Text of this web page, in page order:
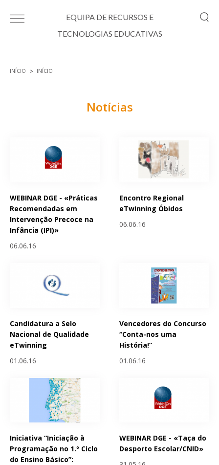
EQUIPA DE RECURSOS E
TECNOLOGIAS EDUCATIVAS
INÍCIO INÍCIO
Notícias
WEBINAR DGE - «Práticas
Recomendadas em
Intervenção Precoce na
Infância (IPI)»
06.06.16
Encontro Regional
eTwinning Óbidos
06.06.16
Candidatura a Selo
Nacional de Qualidade
eTwinning
01.06.16
Vencedores do Concurso
“Conta-nos uma
História!”
01.06.16
Iniciativa “Iniciação à
Programação no 1.º Ciclo
do Ensino Básico”:
WEBINAR DGE - «Taça do
Desporto Escolar/CNID»
Páginas